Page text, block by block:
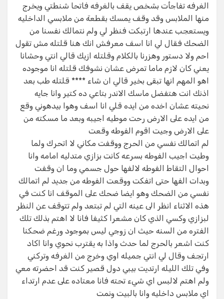
الغرفه تفاجأت بشخص يقف بالغرفه فاتحا شنطتي ويخرج
منها الملابس وقد وقف يمسك بقطعة من ملابسي الداخليه
ويستعجب عندها ارتبكت فنظر لي ولم نتمالك نفسنا من
الضحك فقال لي انا اسف معرفش انك هنا قلتله مش تقول
احم ولا دستور وهزرنا بالكلام وقلتله ازيك قالي انتي وحشانا
يعني كان لازم ماما تمرض عشان نشوفك قلتله انا موجوده
اهو المهم انها تبقى بخير قالي ان شاء **** قلتله طب بعد
اذنك انت هتفضل ماسك الاندر بتاعي ده كتير وانا جايه
نحيته عشان اخده من ايده قلي انا اسف وهوا بيدهوني وقع
من ايده على الارض رحت موطيه اجيبه وبعد ما مسكته من
على الارض وجيت اقوم الفوطه وقعت
لم اتمالك نفسي من الحرج ووقفت مكاني لا اتحرك ولما
وطيت اجيب الفوطه بسرعه كانت بزازي متدليه امامه وانا
احوال التقاط الفوطه لالفها حول جسمي وما ان وقفت
وبدات الفها حتى اتفكت ووقعت الفوطه من جديد لم اتمالك
نفسي من الضحك وهو ايضا ضحك على الموقف انا كنت في
هذه الاثناء انظر الى عينه التي لم تبتعد ولم تتوقف عن النظر
لبزازي وكسي الذي كان مشعرا كثيفا فانا لا اهتم بذلك تلك
الفتره من السنه حيث ان زوجي ليس بموجود ورغم ضحكنا
كنت اشعر بالحرج لما حدث واذا به يقترب نحوي وانا اكاد
ارتجف وقال لي انتي جميله اوي وخرج من الغرفه وتركني
وفي تلك الليله ارتديت بيبي دول قصير كنت قد احضرته معي
ولم اهتم لالبس اي شيء تحته فانا معتاده على عدم ارتداء
اي ملابس داخليه وانا بالبيت ونمت